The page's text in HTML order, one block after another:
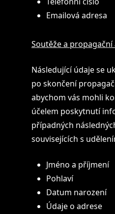
Emailová adresa
Soutěže a propagační
Následující údaje se
po skončení
abychom vás mohli
účelem poskytnutí
případných
souvisejících s
Jméno a příjmení
Pohlaví
Datum narození
Údaje o adrese